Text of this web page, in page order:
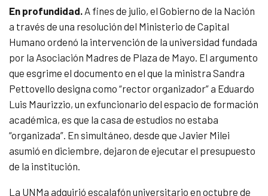
En profundidad. A fines de julio, el Gobierno de la Nación
a través de una resolución del Ministerio de Capital
Humano ordenó la intervención de la universidad fundada
por la Asociación Madres de Plaza de Mayo. El argumento
que esgrime el documento en el que la ministra Sandra
Pettovello designa como “rector organizador” a Eduardo
Luis Maurizzio, un exfuncionario del espacio de formación
académica, es que la casa de estudios no estaba
“organizada”. En simultáneo, desde que Javier Milei
asumió en diciembre, dejaron de ejecutar el presupuesto
de la institución.
La UNMa adquirió escalafón universitario en octubre de